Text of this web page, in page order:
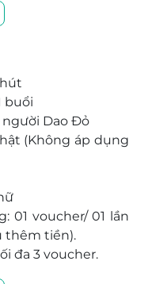
và ấm cúng cùng
ấm áp.
thân thiện, nhiệt
xuyên được đào
chăm sóc.
buổi
Dao Đỏ
(Không áp dụng
01 voucher/ 01 lần
thêm tiền).
đa 3 voucher.